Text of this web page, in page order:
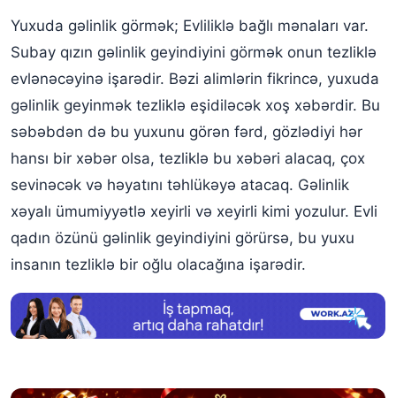
Yuxuda gəlinlik çıxarmaq
Yuxuda çirkli gəlinlik görmək
Gəlinlik yuxu yozmaları
Yuxuda gəlinlik görmək; Evliliklə bağlı mənaları var.
Subay qızın gəlinlik geyindiyini görmək onun tezliklə
evlənəcəyinə işarədir. Bəzi alimlərin fikrincə, yuxuda
gəlinlik geyinmək tezliklə eşidiləcək xoş xəbərdir. Bu
səbəbdən də bu yuxunu görən fərd, gözlədiyi hər
hansı bir xəbər olsa, tezliklə bu xəbəri alacaq, çox
sevinəcək və həyatını təhlükəyə atacaq. Gəlinlik
xəyalı ümumiyyətlə xeyirli və xeyirli kimi yozulur. Evli
qadın özünü gəlinlik geyindiyini görürsə, bu yuxu
insanın tezliklə bir oğlu olacağına işarədir.